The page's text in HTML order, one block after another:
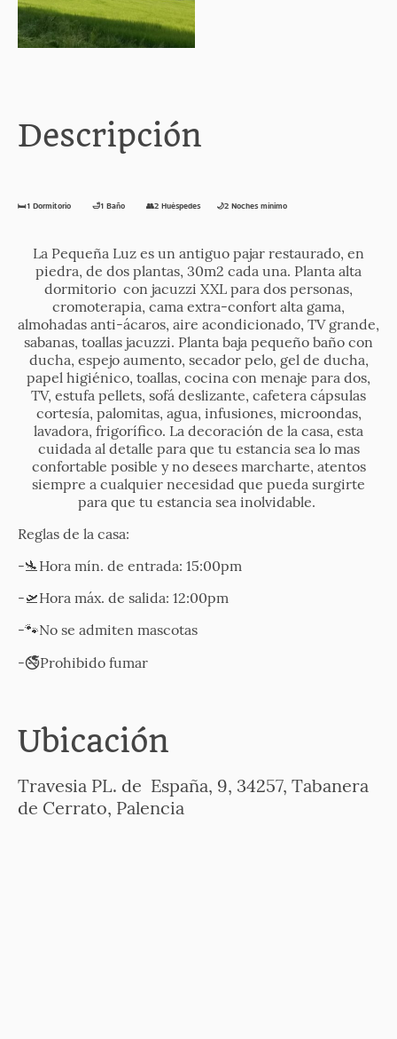
Descripción
🛏️1 Dormitorio 🛁1 Baño 👥2 Huéspedes 🌙2 Noches mínimo
La Pequeña Luz es un antiguo pajar restaurado, en
piedra, de dos plantas, 30m2 cada una. Planta alta
dormitorio con jacuzzi XXL para dos personas,
cromoterapia, cama extra-confort alta gama,
almohadas anti-ácaros, aire acondicionado, TV grande,
sabanas, toallas jacuzzi. Planta baja pequeño baño con
ducha, espejo aumento, secador pelo, gel de ducha,
papel higiénico, toallas, cocina con menaje para dos,
TV, estufa pellets, sofá deslizante, cafetera cápsulas
cortesía, palomitas, agua, infusiones, microondas,
lavadora, frigorífico. La decoración de la casa, esta
cuidada al detalle para que tu estancia sea lo mas
confortable posible y no desees marcharte, atentos
siempre a cualquier necesidad que pueda surgirte
para que tu estancia sea inolvidable.
Reglas de la casa:
-🛬Hora mín. de entrada: 15:00pm
-🛫Hora máx. de salida: 12:00pm
-🐾No se admiten mascotas
-🚭Prohibido fumar
Ubicación
Travesia PL. de España, 9, 34257, Tabanera
de Cerrato, Palencia